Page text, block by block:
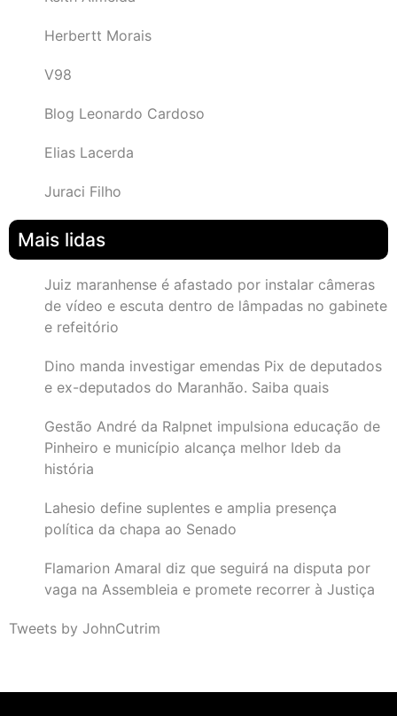
Herbertt Morais
V98
Blog Leonardo Cardoso
Elias Lacerda
Juraci Filho
Mais lidas
Juiz maranhense é afastado por instalar câmeras
de vídeo e escuta dentro de lâmpadas no gabinete
e refeitório
Dino manda investigar emendas Pix de deputados
e ex-deputados do Maranhão. Saiba quais
Gestão André da Ralpnet impulsiona educação de
Pinheiro e município alcança melhor Ideb da
história
Lahesio define suplentes e amplia presença
política da chapa ao Senado
Flamarion Amaral diz que seguirá na disputa por
vaga na Assembleia e promete recorrer à Justiça
Tweets by JohnCutrim